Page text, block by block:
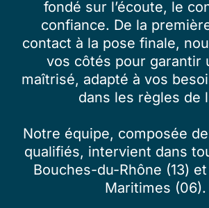
fondé sur l’écoute, le
confiance. De la
contact à la pose finale,
vos côtés pour garantir
maîtrisé, adapté à vos
dans les règles de
Notre équipe, composée
qualifiés, intervient dans
Bouches-du-Rhône (13)
Maritimes (06).